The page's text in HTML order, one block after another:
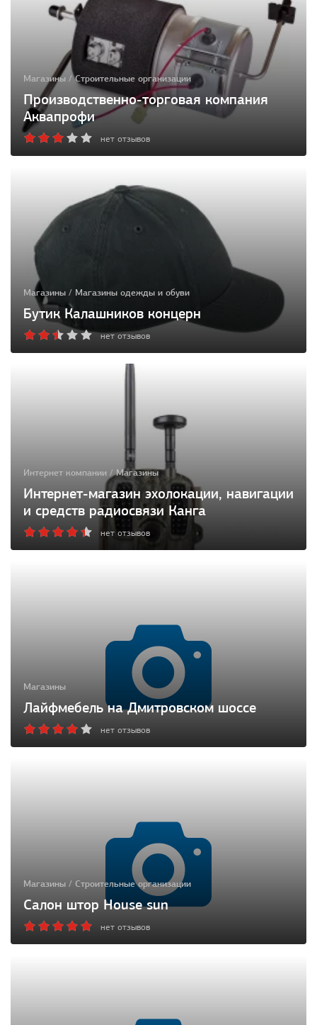
Магазины / Строительные организации
Производственно-торговая компания
Аквапрофи
нет отзывов
Магазины / Магазины одежды и обуви
Бутик Калашников концерн
нет отзывов
Интернет компании / Магазины
Интернет-магазин эхолокации, навигации
и средств радиосвязи Канга
нет отзывов
Магазины
Лайфмебель на Дмитровском шоссе
нет отзывов
Магазины / Строительные организации
Салон штор House sun
нет отзывов